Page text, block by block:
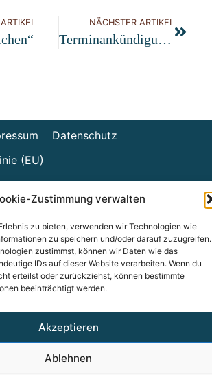
Zustimmung verwalten
zu bieten, verwenden wir Technologien wie
zu speichern und/oder darauf zuzugreifen.
zustimmst, können wir Daten wie das
IDs auf dieser Website verarbeiten. Wenn du
erteilst oder zurückziehst, können bestimmte
beeinträchtigt werden.
Akzeptieren
Ablehnen
NÄCHSTER ARTIKEL
Terminankündigung: Mitgliederversammlung „denkmalnetz BW“ Am 20.09.2024
Datenschutz
(EU)
2024 Stiftung BauKulturerbe